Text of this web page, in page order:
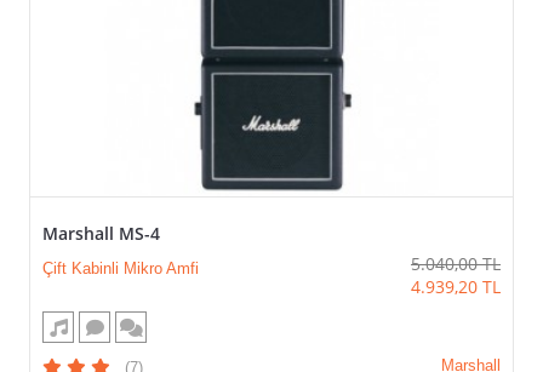
Marshall MS-4
Çift Kabinli Mikro Amfi 5.040,00 TL
4.939,20 TL
(7) Marshall